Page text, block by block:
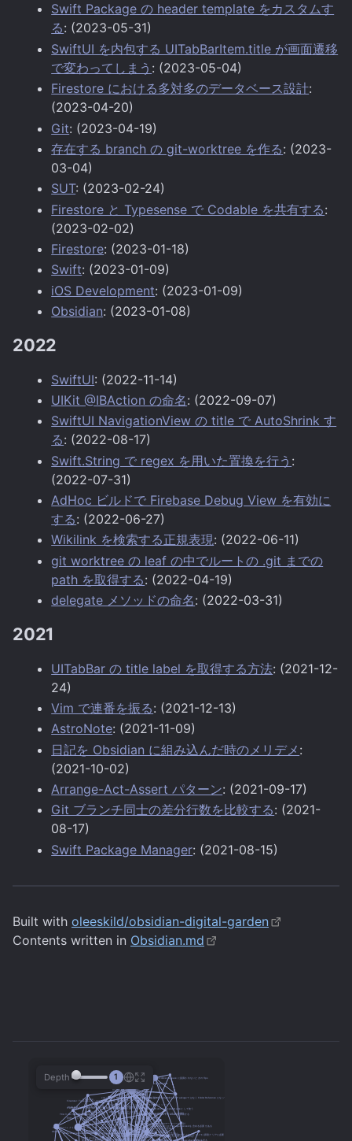
Swift Package の header template をカスタムす
る: (2023-05-31)
SwiftUI を内包する UITabBarItem.title が画面遷移
で変わってしまう : (2023-05-04)
Firestore における多対多のデータベース設計:
(2023-04-20)
Git: (2023-04-19)
存在する branch の git-worktree を作る: (2023-
03-04)
SUT: (2023-02-24)
Firestore と Typesense で Codable を共有する:
(2023-02-02)
Firestore: (2023-01-18)
Swift: (2023-01-09)
iOS Development: (2023-01-09)
Obsidian: (2023-01-08)
2022
SwiftUI: (2022-11-14)
UIKit @IBAction の命名: (2022-09-07)
SwiftUI NavigationView の title で AutoShrink す
る: (2022-08-17)
Swift.String で regex を用いた置換を行う :
(2022-07-31)
AdHoc ビルドで Firebase Debug View を有効に
する: (2022-06-27)
Wikilink を検索する正規表現: (2022-06-11)
git worktree の leaf の中でルートの .git までの
path を取得する: (2022-04-19)
delegate メソッドの命名: (2022-03-31)
2021
UITabBar の title label を取得する方法: (2021-12-
24)
Vim で連番を振る: (2021-12-13)
AstroNote: (2021-11-09)
日記を Obsidian に組み込んだ時のメリデメ :
(2021-10-02)
Arrange-Act-Assert パターン: (2021-09-17)
Git ブランチ同士の差分行数を比較する: (2021-
08-17)
Swift Package Manager: (2021-08-15)
Built with oleeskild/obsidian-digital-garden
Contents written in Obsidian.md
Depth 1